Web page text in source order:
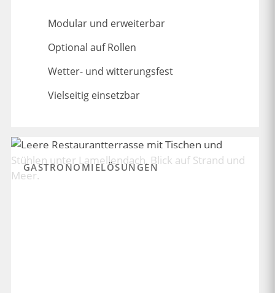
Modular und erweiterbar
Optional auf Rollen
Wetter- und witterungsfest
Vielseitig einsetzbar
GASTRONOMIELÖSUNGEN